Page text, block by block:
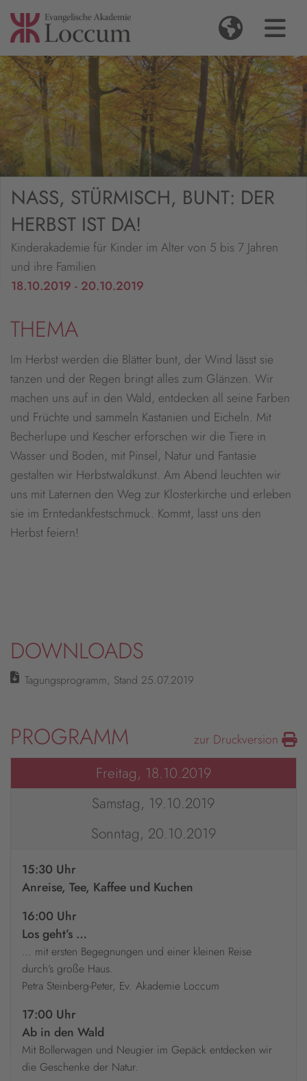
NASS, STÜRMISCH, BUNT: DER
HERBST IST DA!
Kinderakademie für Kinder im Alter von 5 bis 7 Jahren
und ihre Familien
18.10.2019 - 20.10.2019
THEMA
Im Herbst werden die Blätter bunt, der Wind lässt sie
tanzen und der Regen bringt alles zum Glänzen. Wir
machen uns auf in den Wald, entdecken all seine Farben
und Früchte und sammeln Kastanien und Eicheln. Mit
Becherlupe und Kescher erforschen wir die Tiere in
Wasser und Boden, mit Pinsel, Natur und Fantasie
gestalten wir Herbstwaldkunst. Am Abend leuchten wir
uns mit Laternen den Weg zur Klosterkirche und erleben
sie im Erntedankfestschmuck. Kommt, lasst uns den
Herbst feiern!
DOWNLOADS
Tagungsprogramm, Stand 25.07.2019
PROGRAMM zur Druckversion
Freitag, 18.10.2019
Samstag, 19.10.2019
Sonntag, 20.10.2019
15:30 Uhr
Anreise, Tee, Kaffee und Kuchen
16:00 Uhr
Los geht’s …
… mit ersten Begegnungen und einer kleinen Reise
durch’s große Haus.
Petra Steinberg-Peter, Ev. Akademie Loccum
17:00 Uhr
Ab in den Wald
Mit Bollerwagen und Neugier im Gepäck entdecken wir
die Geschenke der Natur.